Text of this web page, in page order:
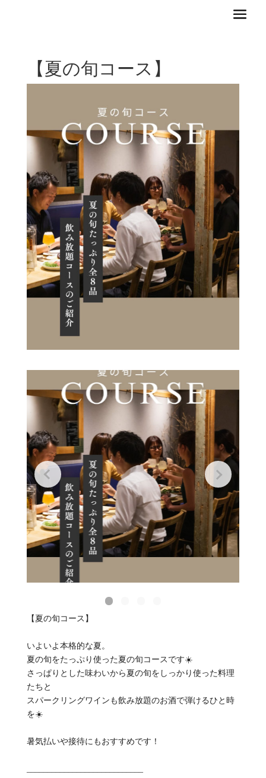
【夏の旬コース】
【夏の旬コース】
いよいよ本格的な夏。
夏の旬をたっぷり使った夏の旬コースです☀️
さっぱりとした味わいから夏の旬をしっかり使った料理
たちと
スパークリングワインも飲み放題のお酒で弾けるひと時
を☀️
暑気払いや接待にもおすすめです！